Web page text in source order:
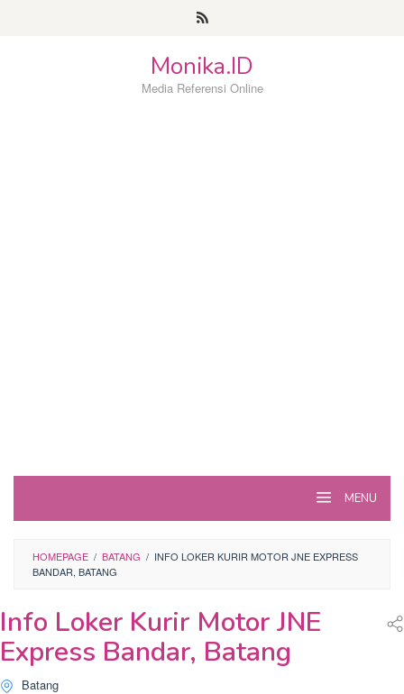
Monika.ID
Media Referensi Online
MENU
HOMEPAGE / BATANG / INFO LOKER KURIR MOTOR JNE EXPRESS
BANDAR, BATANG
Info Loker Kurir Motor JNE
Express Bandar, Batang
Batang